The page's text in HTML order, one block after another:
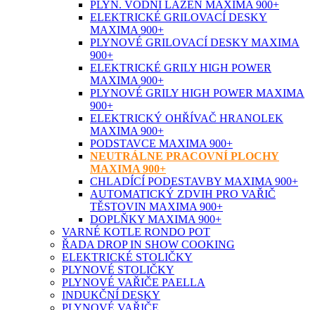
PLYN. VODNÍ LÁZEŇ MAXIMA 900+
ELEKTRICKÉ GRILOVACÍ DESKY
MAXIMA 900+
PLYNOVÉ GRILOVACÍ DESKY MAXIMA
900+
ELEKTRICKÉ GRILY HIGH POWER
MAXIMA 900+
PLYNOVÉ GRILY HIGH POWER MAXIMA
900+
ELEKTRICKÝ OHŘÍVAČ HRANOLEK
MAXIMA 900+
PODSTAVCE MAXIMA 900+
NEUTRÁLNE PRACOVNÍ PLOCHY
MAXIMA 900+
CHLADÍCÍ PODESTAVBY MAXIMA 900+
AUTOMATICKÝ ZDVIH PRO VAŘIČ
TĚSTOVIN MAXIMA 900+
DOPLŇKY MAXIMA 900+
VARNÉ KOTLE RONDO POT
ŘADA DROP IN SHOW COOKING
ELEKTRICKÉ STOLIČKY
PLYNOVÉ STOLIČKY
PLYNOVÉ VAŘIČE PAELLA
INDUKČNÍ DESKY